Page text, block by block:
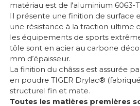
matériau est de l'aluminium 6063-
Il présente une finition de surface
une résistance à la traction ultime
les équipements de sports
tôle sont en acier au carbone
mm d’épaisseur.
La finition du châssis est assurée
en poudre TIGER Drylac®
structurel fin et mate.
Toutes les matières premières